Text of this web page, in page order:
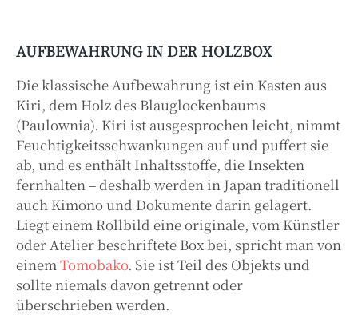
AUFBEWAHRUNG IN DER HOLZBOX
Die klassische Aufbewahrung ist ein Kasten aus
Kiri, dem Holz des Blauglockenbaums
(Paulownia). Kiri ist ausgesprochen leicht, nimmt
Feuchtigkeitsschwankungen auf und puffert sie
ab, und es enthält Inhaltsstoffe, die Insekten
fernhalten – deshalb werden in Japan traditionell
auch Kimono und Dokumente darin gelagert.
Liegt einem Rollbild eine originale, vom Künstler
oder Atelier beschriftete Box bei, spricht man von
einem Tomobako. Sie ist Teil des Objekts und
sollte niemals davon getrennt oder
überschrieben werden.